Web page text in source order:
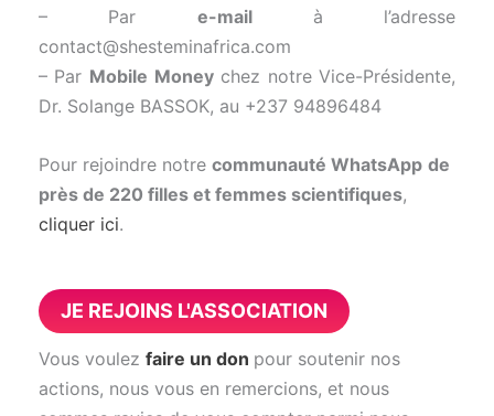
– Par e-mailà l’adresse
contact@shesteminafrica.com
– Par Mobile Moneychez notre Vice-Présidente,
Dr. Solange BASSOK, au +237 94896484
Pour rejoindre notre communauté WhatsApp de
près de 220 filles et femmes scientifiques,
cliquer ici.
JE REJOINS L'ASSOCIATION
Vous voulez faire un don pour soutenir nos
actions, nous vous en remercions, et nous